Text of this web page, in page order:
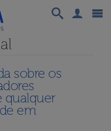
sobre os
qualquer
em